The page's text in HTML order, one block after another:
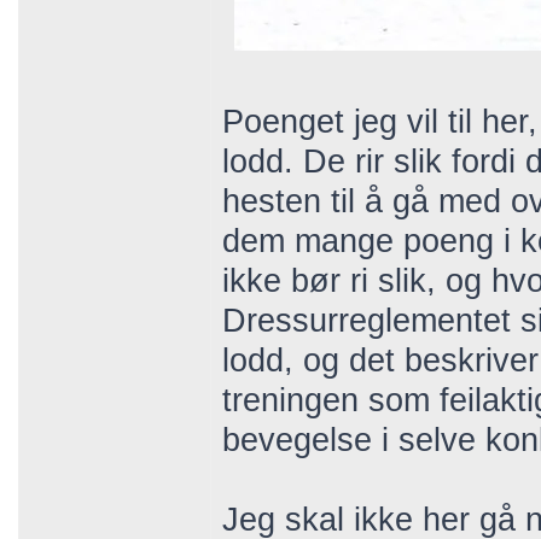
Poenget jeg vil til
lodd. De rir slik fordi
hesten til å gå med
dem mange poeng i
ikke bør ri slik, og
Dressurreglementet
lodd, og det
treningen som
bevegelse i selve
Jeg skal ikke her gå